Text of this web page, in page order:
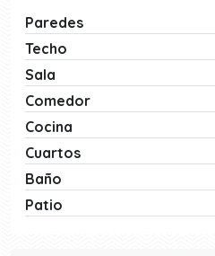
Paredes
Techo
Sala
Comedor
Cocina
Cuartos
Baño
Patio